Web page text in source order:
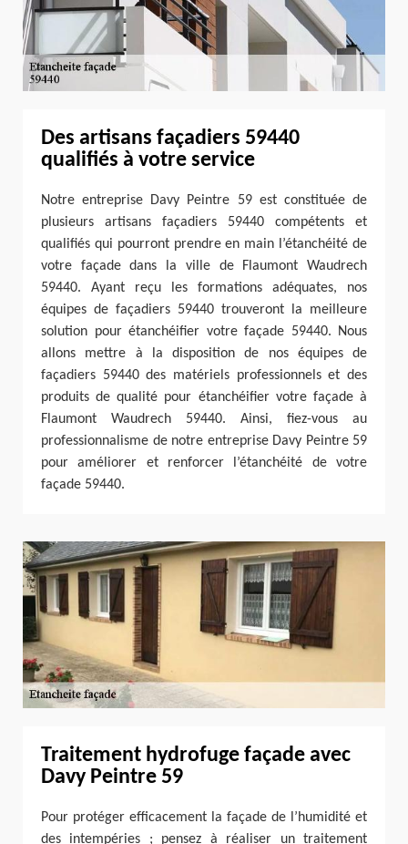
Des artisans façadiers 59440
qualifiés à votre service
Notre entreprise Davy Peintre 59 est constituée de
plusieurs artisans façadiers 59440 compétents et
qualifiés qui pourront prendre en main l’étanchéité de
votre façade dans la ville de Flaumont Waudrech
59440. Ayant reçu les formations adéquates, nos
équipes de façadiers 59440 trouveront la meilleure
solution pour étanchéifier votre façade 59440. Nous
allons mettre à la disposition de nos équipes de
façadiers 59440 des matériels professionnels et des
produits de qualité pour étanchéifier votre façade à
Flaumont Waudrech 59440. Ainsi, fiez-vous au
professionnalisme de notre entreprise Davy Peintre 59
pour améliorer et renforcer l’étanchéité de votre
façade 59440.
Traitement hydrofuge façade avec
Davy Peintre 59
Pour protéger efficacement la façade de l’humidité et
des intempéries ; pensez à réaliser un traitement